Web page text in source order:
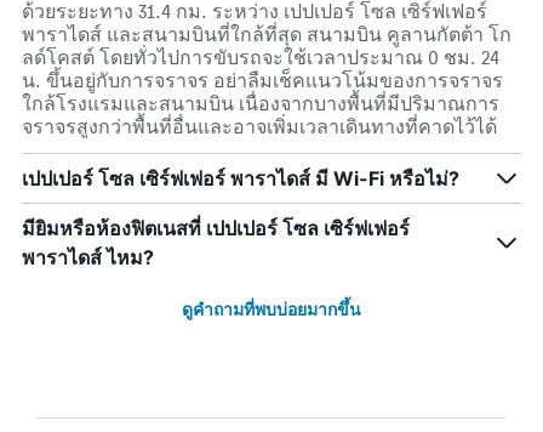
ด้วยระยะทาง 31.4 กม. ระหว่าง เปปเปอร์ โซล เซิร์ฟเฟอร์
พาราไดส์ และสนามบินที่ใกล้ที่สุด สนามบิน คูลานกัตต้า โก
ลด์โคสต์ โดยทั่วไปการขับรถจะใช้เวลาประมาณ 0 ชม. 24
น. ขึ้นอยู่กับการจราจร อย่าลืมเช็คแนวโน้มของการจราจร
ใกล้โรงแรมและสนามบิน เนื่องจากบางพื้นที่มีปริมาณการ
จราจรสูงกว่าพื้นที่อื่นและอาจเพิ่มเวลาเดินทางที่คาดไว้ได้
เปปเปอร์ โซล เซิร์ฟเฟอร์ พาราไดส์ มี Wi-Fi หรือไม่?
มียิมหรือห้องฟิตเนสที่ เปปเปอร์ โซล เซิร์ฟเฟอร์
พาราไดส์ ไหม?
ดูคำถามที่พบบ่อยมากขึ้น